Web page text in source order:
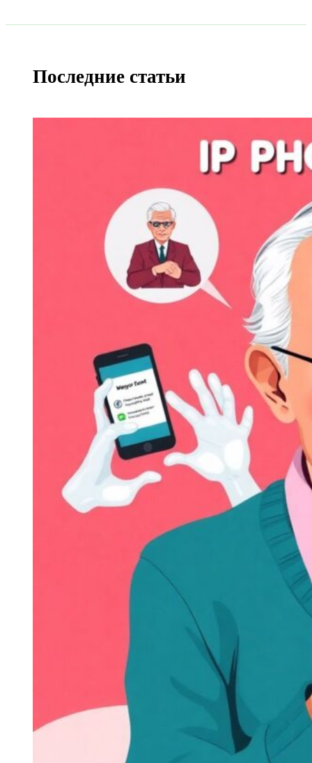
Последние статьи